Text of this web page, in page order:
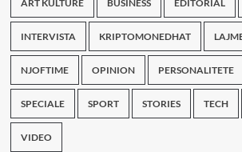
ART KULTURE BUSINESS EDITORIAL
INTERVISTA KRIPTOMONEDHAT
NJOFTIME OPINION PERSONALITETE
SPECIALE SPORT STORIES TECH
VIDEO